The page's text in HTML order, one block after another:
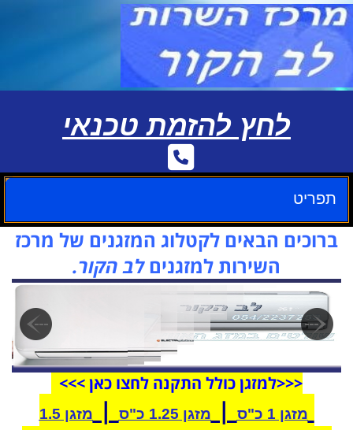
לחץ להזמת טכנאי
תפריט
ברוכים הבאים לקטלוג המזגנים של מרכז
השירות למזגניםלב הקור.
<<<למזגןכולל התקנה לחצו כאן >>>
מזגן 1 כ"ס | מזגן 1.25 כ"ס |
מזגן 1.5